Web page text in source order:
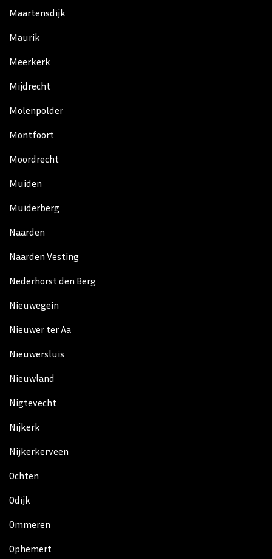
Maartensdijk
Maurik
Meerkerk
Mijdrecht
Molenpolder
Montfoort
Moordrecht
Muiden
Muiderberg
Naarden
Naarden Vesting
Nederhorst den Berg
Nieuwegein
Nieuwer ter Aa
Nieuwersluis
Nieuwland
Nigtevecht
Nijkerk
Nijkerkerveen
Ochten
Odijk
Ommeren
Ophemert